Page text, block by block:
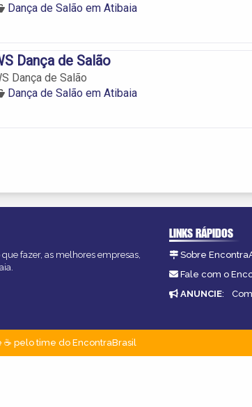
Dança de Salão em Atibaia
Dança de Salão
Dança de Salão
Dança de Salão em Atibaia
fazer, as melhores empresas,
LINKS RÁPIDOS
Sobre
Fale com o
ANUNCIE:
pelo time do EncontraBrasil